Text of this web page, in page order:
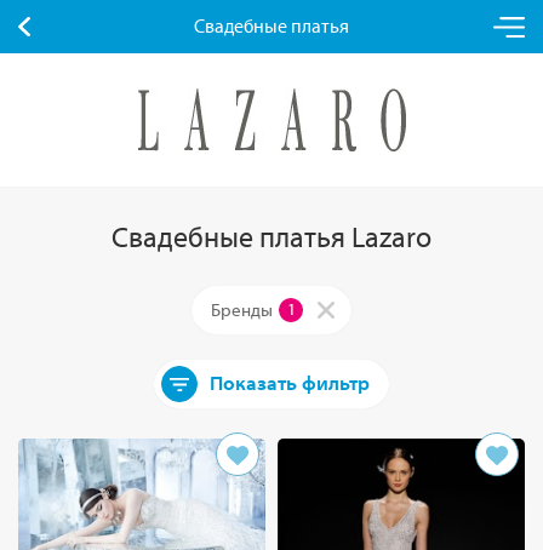
Свадебные платья
Свадебные платья Lazaro
Бренды 1
Показать фильтр